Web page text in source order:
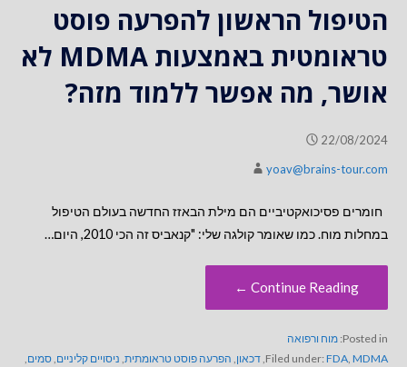
הטיפול הראשון להפרעה פוסט
טראומטית באמצעות MDMA לא
אושר, מה אפשר ללמוד מזה?
22/08/2024
yoav@brains-tour.com
חומרים פסיכואקטיביים הם מילת הבאזז החדשה בעולם הטיפול
במחלות מוח. כמו שאומר קולגה שלי: "קנאביס זה הכי 2010, היום…
Continue Reading ←
Posted in: מוח ורפואה
Filed under:FDA,MDMA
,דכאון, הפרעה פוסט טראומתית, ניסויים קליניים,סמים,